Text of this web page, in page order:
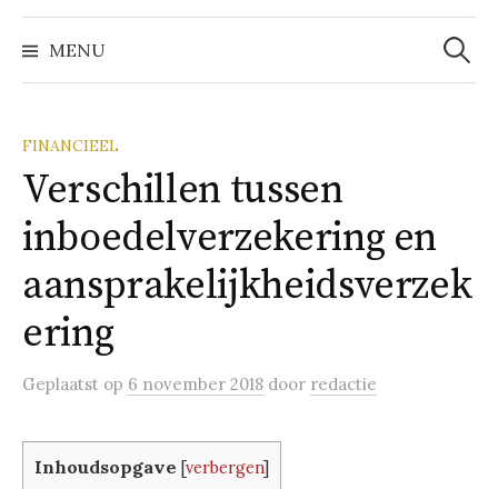
MENU
Zoeken
naar:
FINANCIEEL
Verschillen tussen
inboedelverzekering en
aansprakelijkheidsverzek
ering
Geplaatst op 6 november 2018 door redactie
Inhoudsopgave [verbergen]